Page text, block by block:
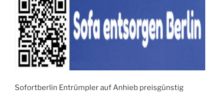
Sofortberlin Entrümpler auf Anhieb preisgünstig